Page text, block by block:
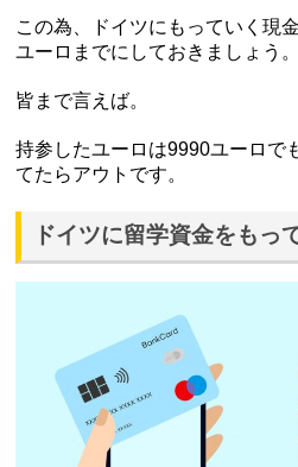
この為、ドイツにもっていく現
ユーロまでにしておきましょう。
皆まで言えば。
持参したユーロは9990ユーロで
てたらアウトです。
ドイツに留学資金をもっ